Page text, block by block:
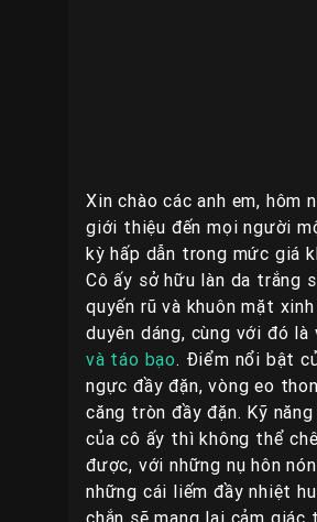
Xin chào các anh em, hôm
giới thiệu đến mọi người
kỳ hấp dẫn trong mức giá
Cô ấy sở hữu làn da trắng
quyến rũ và khuôn mặt
duyên dáng, cùng với đó là
và táo bạo. Điểm nổi bật
ngực đầy đặn, vòng eo
căng tròn đầy đặn. Kỹ
của cô ấy thì không thể
được, với những nụ hôn
những cái liếm đầy nhiệt
chắn sẽ mang lại cảm giác